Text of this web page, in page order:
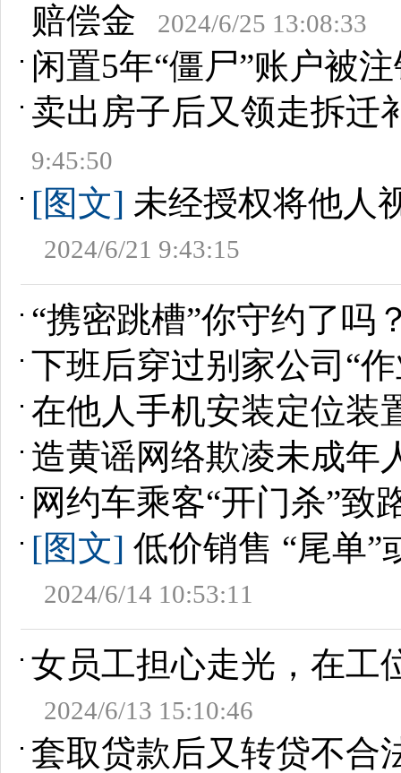
赔偿金
2024/6/25 13:08:33
闲置5年“僵尸”账户被
卖出房子后又领走拆迁
9:45:50
[图文] 未经授权将他
2024/6/21 9:43:15
“携密跳槽”你守约了吗
下班后穿过别家公司“
在他人手机安装定位装
造黄谣网络欺凌未成年
网约车乘客“开门杀”致
[图文] 低价销售 “尾单
2024/6/14 10:53:11
女员工担心走光，在
2024/6/13 15:10:46
套取贷款后又转贷不合